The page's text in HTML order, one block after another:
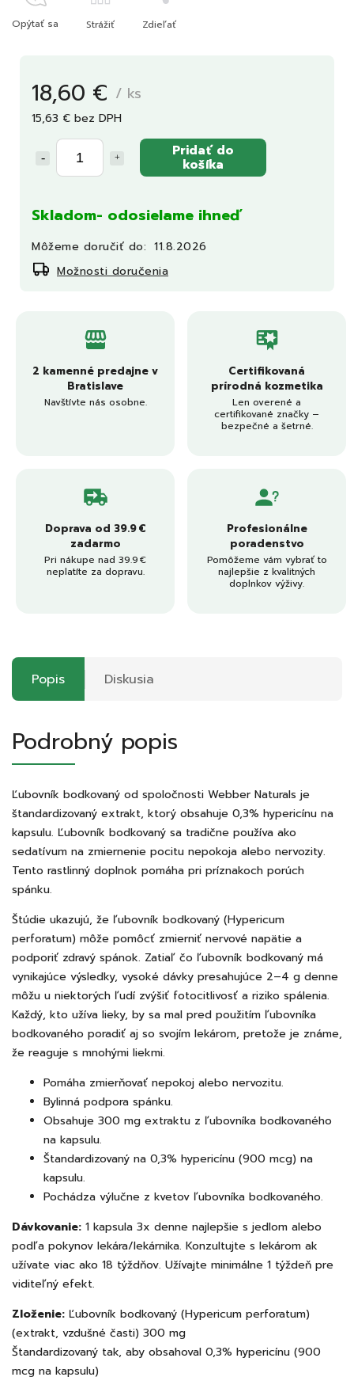
18,60 € / ks
15,63 € bez DPH
Pridať do
košíka
Skladom- odosielame ihneď
Môžeme doručiť do: 11.8.2026
Možnosti doručenia
Opýtať sa Strážiť Zdieľať
2 kamenné predajne v
Bratislave
Navštívte nás osobne.
Certifikovaná
prírodná kozmetika
Len overené a
certifikované značky –
bezpečné a šetrné.
Doprava od 39.9 €
zadarmo
Pri nákupe nad 39.9 €
neplatíte za dopravu.
Profesionálne
poradenstvo
Pomôžeme vám vybrať to
najlepšie z kvalitných
doplnkov výživy.
Popis Diskusia
Podrobný popis
Ľubovník bodkovaný od spoločnosti Webber Naturals je
štandardizovaný extrakt, ktorý obsahuje 0,3% hypericínu na
kapsulu. Ľubovník bodkovaný sa tradične používa ako
sedatívum na zmiernenie pocitu nepokoja alebo nervozity.
Tento rastlinný doplnok pomáha pri príznakoch porúch
spánku.
Štúdie ukazujú, že ľubovník bodkovaný (Hypericum
perforatum) môže pomôcť zmierniť nervové napätie a
podporiť zdravý spánok. Zatiaľ čo ľubovník bodkovaný má
vynikajúce výsledky, vysoké dávky presahujúce 2–4 g denne
môžu u niektorých ľudí zvýšiť fotocitlivosť a riziko spálenia.
Každý, kto užíva lieky, by sa mal pred použitím ľubovníka
bodkovaného poradiť aj so svojím lekárom, pretože je známe,
že reaguje s mnohými liekmi.
Pomáha zmierňovať nepokoj alebo nervozitu.
Bylinná podpora spánku.
Obsahuje 300 mg extraktu z ľubovníka bodkovaného
na kapsulu.
Štandardizovaný na 0,3% hypericínu (900 mcg) na
kapsulu.
Pochádza výlučne z kvetov ľubovníka bodkovaného.
Dávkovanie: 1 kapsula 3x denne najlepšie s jedlom alebo
podľa pokynov lekára/lekárnika. Konzultujte s lekárom ak
užívate viac ako 18 týždňov. Užívajte minimálne 1 týždeň pre
viditeľný efekt.
Zloženie: Ľubovník bodkovaný (Hypericum perforatum)
(extrakt, vzdušné časti) 300 mg
Štandardizovaný tak, aby obsahoval 0,3% hypericínu (900
mcg na kapsulu)